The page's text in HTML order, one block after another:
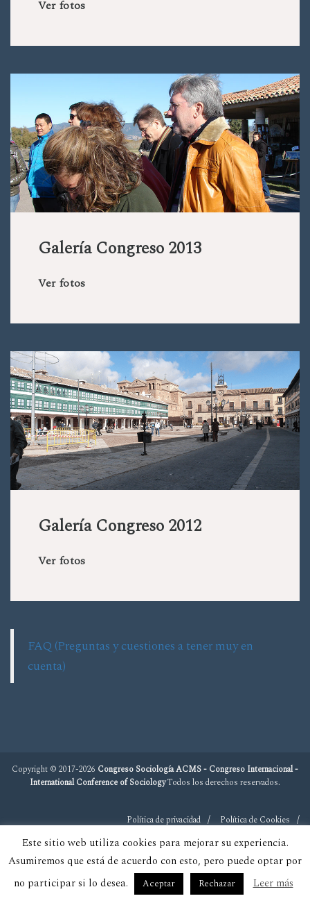
Ver fotos
Galería Congreso 2013
Ver fotos
Galería Congreso 2012
Ver fotos
FAQ (Preguntas y cuestiones a tener muy en
cuenta)
Copyright © 2017-2026 Congreso Sociología ACMS - Congreso Internacional -
International Conference of SociologyTodos los derechos reservados.
Política de privacidad Política de Cookies
Este sitio web utiliza cookies para mejorar su experiencia.
Asumiremos que está de acuerdo con esto, pero puede optar por
no participar si lo desea.
Aceptar Rechazar Leer más